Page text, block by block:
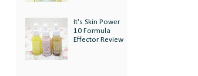
It's Skin Power
10 Formula
Effector Review